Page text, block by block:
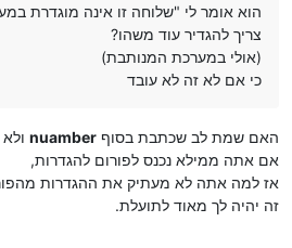
הוא אומר לי "שלוחה זו אינה מוגדרת
צריך להגדיר עוד משהו?
(אולי במערכת המנותבת)
כי אם לא זה לא עובד
האם שמת לב שכתבת בסוף nuamber ולא
אם אתה ממילא נכנס לפורום להגדרות,
אז למה אתה לא מעתיק את ההגדרות
זה יהיה לך מאוד לתועלת.